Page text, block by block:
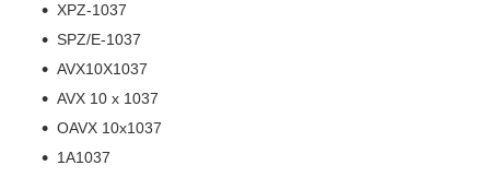
XPZ-1037
SPZ/E-1037
AVX10X1037
AVX 10 x 1037
OAVX 10х1037
1A1037